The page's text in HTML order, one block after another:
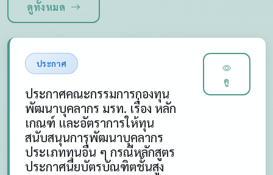
ดูทั้งหมด
ประกาศ
ประกาศคณะกรรมการกองทุน
พัฒนาบุคลากร มรท. เรื่อง หลัก
เกณฑ์ และอัตราการให้ทุน
สนับสนุนการพัฒนาบุคลากร
ประเภททุนอื่น ๆ กรณีหลักสูตร
ประกาศนียบัตรบัณฑิตชั้นสูง
ดู